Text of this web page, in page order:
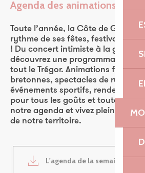
Agenda des animations
Toute l’année, la Côte de Granit
rythme de ses fêtes, festivals et
! Du concert intimiste à la grande
découvrez une programmation
tout le Trégor. Animations
bretonnes, spectacles de rue,
événements sportifs, rendez-vous
pour tous les goûts et toutes les
notre agenda et vivez pleinement
de notre territoire.
L'agenda de la semaine